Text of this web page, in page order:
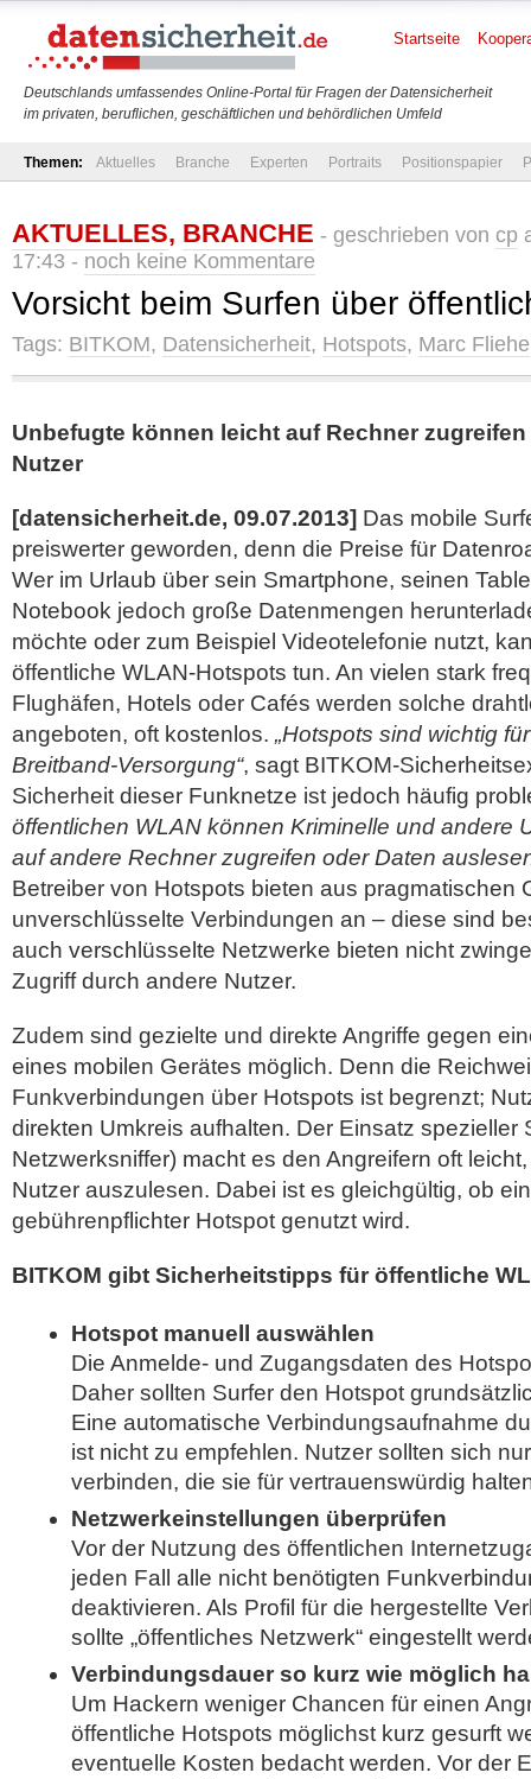
Deutschlands umfassendes Online-Portal für Fragen der Datensicherheit
im privaten, beruflichen, geschäftlichen und behördlichen Umfeld
Startseite
Themen: Aktuelles Branche Experten Portraits Positionspapier
AKTUELLES, BRANCHE - geschrieben von cp
17:43 - noch keine Kommentare
Vorsicht beim Surfen über
Tags: BITKOM, Datensicherheit, Hotspots, Marc Fliehe
Unbefugte können leicht auf Rechner
Nutzer
[datensicherheit.de, 09.07.2013] Das mobile
preiswerter geworden, denn die Preise für
Wer im Urlaub über sein Smartphone, seinen
Notebook jedoch große Datenmengen
möchte oder zum Beispiel Videotelefonie nutzt,
öffentliche WLAN-Hotspots tun. An vielen stark
Flughäfen, Hotels oder Cafés werden solche
angeboten, oft kostenlos. „Hotspots sind wichtig
Breitband-Versorgung“, sagt BITKOM-
Sicherheit dieser Funknetze ist jedoch häufig
öffentlichen WLAN können Kriminelle und andere
auf andere Rechner zugreifen oder Daten
Betreiber von Hotspots bieten aus pragmatischen
unverschlüsselte Verbindungen an – diese sind
auch verschlüsselte Netzwerke bieten nicht
Zugriff durch andere Nutzer.
Zudem sind gezielte und direkte Angriffe gegen
eines mobilen Gerätes möglich. Denn die
Funkverbindungen über Hotspots ist begrenzt;
direkten Umkreis aufhalten. Der Einsatz spezieller
Netzwerksniffer) macht es den Angreifern oft
Nutzer auszulesen. Dabei ist es gleichgültig, ob
gebührenpflichter Hotspot genutzt wird.
BITKOM gibt Sicherheitstipps für öffentliche
Hotspot manuell auswählen
Die Anmelde- und Zugangsdaten des
Daher sollten Surfer den Hotspot
Eine automatische Verbindungsaufnahme
ist nicht zu empfehlen. Nutzer sollten sich
verbinden, die sie für vertrauenswürdig
Netzwerkeinstellungen überprüfen
Vor der Nutzung des öffentlichen
jeden Fall alle nicht benötigten
deaktivieren. Als Profil für die hergestellte
sollte „öffentliches Netzwerk“ eingestellt
Verbindungsdauer so kurz wie möglich
Um Hackern weniger Chancen für einen
öffentliche Hotspots möglichst kurz gesurft
eventuelle Kosten bedacht werden. Vor der